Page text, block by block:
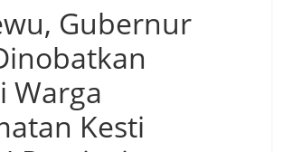
Gubernur
Warga
Kesti